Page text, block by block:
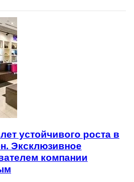
устойчивого роста в
Эксклюзивное
компании